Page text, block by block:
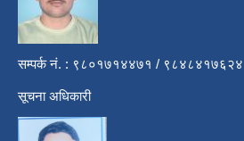
सम्पर्क नं. : ९८०१७१४४७१ / ९८४८४१७६२४
सूचना अधिकारी